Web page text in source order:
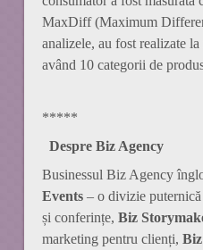
MaxDiff (Maximum
analizele, au fost realizate
având 10 categorii de
*****
Despre Biz Agency
Businessul Biz Agency
Events– o divizie puternică
și conferințe, Biz
marketing pentru clienți,